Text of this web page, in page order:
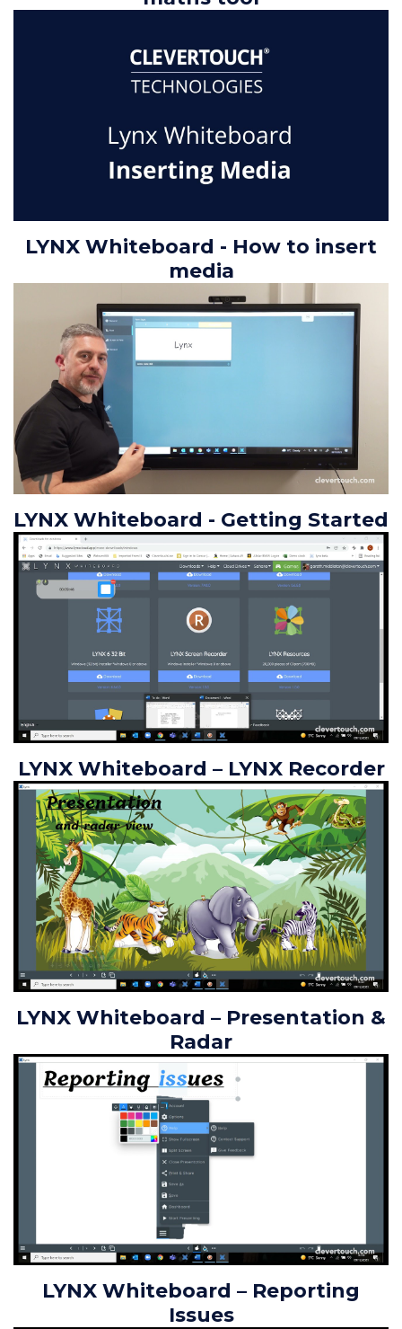
LYNX Whiteboard - How to insert
media
LYNX Whiteboard - Getting Started
LYNX Whiteboard – LYNX Recorder
LYNX Whiteboard – Presentation &
Radar
LYNX Whiteboard – Reporting
Issues